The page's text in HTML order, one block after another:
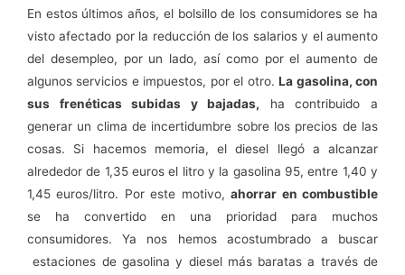
En estos últimos años, el bolsillo de los consumidores se ha
visto afectado por la reducción de los salarios y el aumento
del desempleo, por un lado, así como por el aumento de
algunos servicios e impuestos, por el otro.La gasolina, con
sus frenéticas subidas y bajadas, ha contribuido a
generar un clima de incertidumbre sobre los precios de las
cosas. Si hacemos memoria, el diesel llegó a alcanzar
alrededor de 1,35 euros el litro y la gasolina 95, entre 1,40 y
1,45 euros/litro. Por este motivo,ahorrar en combustible
se ha convertido en una prioridad para muchos
consumidores. Ya nos hemos acostumbrado a buscar
estaciones de gasolina y diesel más baratas a través de